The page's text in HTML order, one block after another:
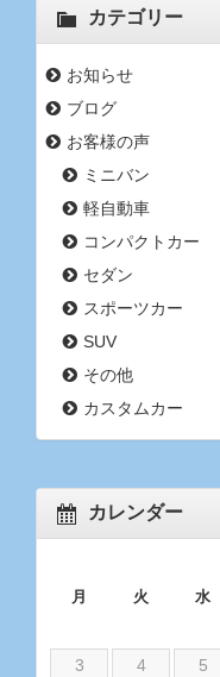
カテゴリー
お知らせ
ブログ
お客様の声
ミニバン
軽自動車
コンパクトカー
セダン
スポーツカー
SUV
その他
カスタムカー
カレンダー
月 火 水
3
4 5